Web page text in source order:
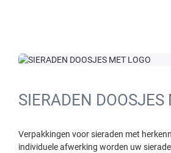
SIERADEN DOOSJES
Verpakkingen voor sieraden met
individuele afwerking worden uw